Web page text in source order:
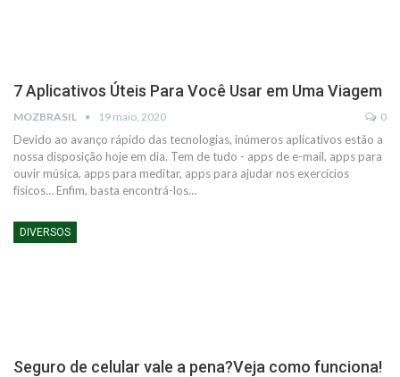
7 Aplicativos Úteis Para Você Usar em Uma Viagem
MOZBRASIL 19 maio, 2020 0
Devido ao avanço rápido das tecnologias, inúmeros aplicativos estão a
nossa disposição hoje em dia. Tem de tudo - apps de e-mail, apps para
ouvir música, apps para meditar, apps para ajudar nos exercícios
físicos… Enfim, basta encontrá-los…
DIVERSOS
Seguro de celular vale a pena?Veja como funciona!